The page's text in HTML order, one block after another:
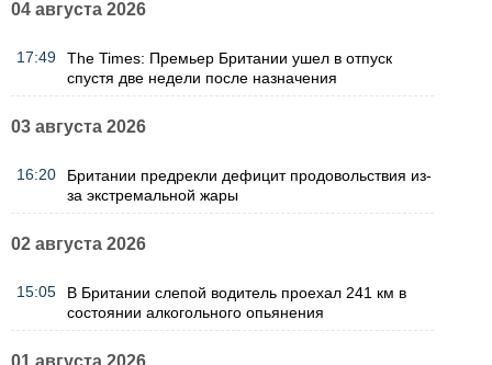
04 августа 2026
17:49
The Times: Премьер Британии ушел в отпуск
спустя две недели после назначения
03 августа 2026
16:20
Британии предрекли дефицит продовольствия из-
за экстремальной жары
02 августа 2026
15:05
В Британии слепой водитель проехал 241 км в
состоянии алкогольного опьянения
01 августа 2026